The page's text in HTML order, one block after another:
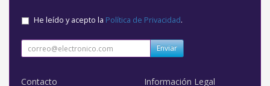
He leído y acepto la Política de Privacidad.
Enviar
Contacto Información Legal